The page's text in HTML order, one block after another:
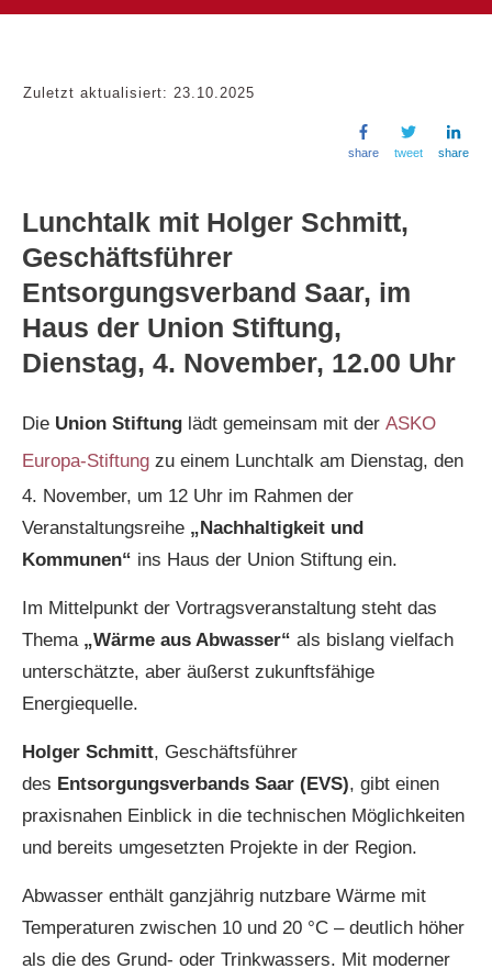
Zuletzt aktualisiert: 23.10.2025
share tweet share
Lunchtalk mit Holger Schmitt,
Geschäftsführer
Entsorgungsverband Saar, im
Haus der Union Stiftung,
Dienstag, 4. November, 12.00 Uhr
Die Union Stiftung lädt gemeinsam mit der ASKO
Europa-Stiftung zu einem Lunchtalk am Dienstag, den
4. November, um 12 Uhr im Rahmen der
Veranstaltungsreihe „Nachhaltigkeit und
Kommunen“ ins Haus der Union Stiftung ein.
Im Mittelpunkt der Vortragsveranstaltung steht das
Thema „Wärme aus Abwasser“ als bislang vielfach
unterschätzte, aber äußerst zukunftsfähige
Energiequelle.
Holger Schmitt, Geschäftsführer
des Entsorgungsverbands Saar (EVS), gibt einen
praxisnahen Einblick in die technischen Möglichkeiten
und bereits umgesetzten Projekte in der Region.
Abwasser enthält ganzjährig nutzbare Wärme mit
Temperaturen zwischen 10 und 20 °C – deutlich höher
als die des Grund- oder Trinkwassers. Mit moderner